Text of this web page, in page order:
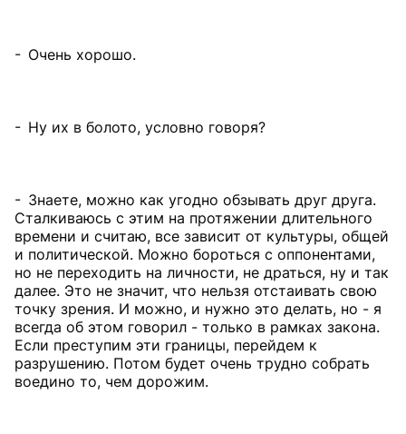
- Очень хорошо.
- Ну их в болото, условно говоря?
- Знаете, можно как угодно обзывать друг друга.
Сталкиваюсь с этим на протяжении длительного
времени и считаю, все зависит от культуры, общей
и политической. Можно бороться с оппонентами,
но не переходить на личности, не драться, ну и так
далее. Это не значит, что нельзя отстаивать свою
точку зрения. И можно, и нужно это делать, но - я
всегда об этом говорил - только в рамках закона.
Если преступим эти границы, перейдем к
разрушению. Потом будет очень трудно собрать
воедино то, чем дорожим.